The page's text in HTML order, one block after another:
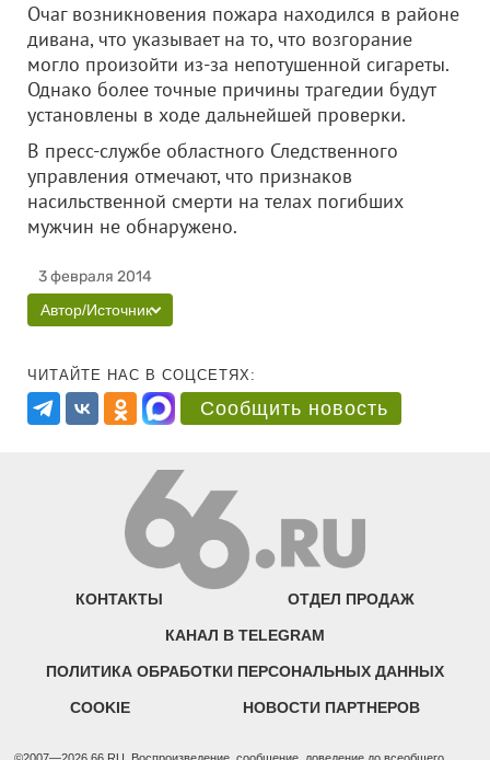
Очаг возникновения пожара находился в районе
дивана, что указывает на то, что возгорание
могло произойти из-за непотушенной сигареты.
Однако более точные причины трагедии будут
установлены в ходе дальнейшей проверки.
В пресс-службе областного Следственного
управления отмечают, что признаков
насильственной смерти на телах погибших
мужчин не обнаружено.
3 февраля 2014
Автор/Источник
ЧИТАЙТЕ НАС В СОЦСЕТЯХ:
Сообщить новость
КОНТАКТЫ ОТДЕЛ ПРОДАЖ
КАНАЛ В TELEGRAM
ПОЛИТИКА ОБРАБОТКИ ПЕРСОНАЛЬНЫХ ДАННЫХ
COOKIE НОВОСТИ ПАРТНЕРОВ